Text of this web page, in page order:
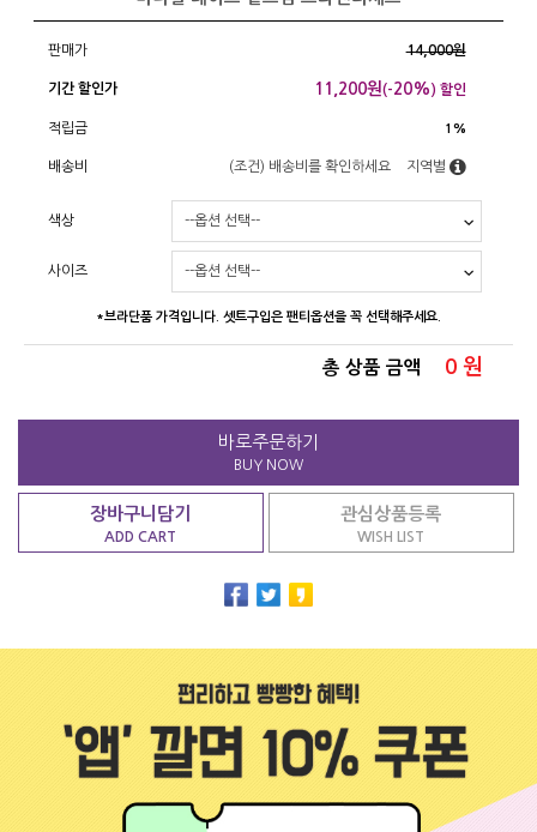
판매가 14,000원
기간 할인가 11,200원(-20%) 할인
적립금 1%
배송비 (조건) 배송비를 확인하세요 지역별
색상
사이즈
*브라단품 가격입니다. 셋트구입은 팬티옵션을 꼭 선택해주세요.
총 상품 금액 0 원
바로주문하기
BUY NOW
장바구니담기
ADD CART
관심상품등록
WISH LIST